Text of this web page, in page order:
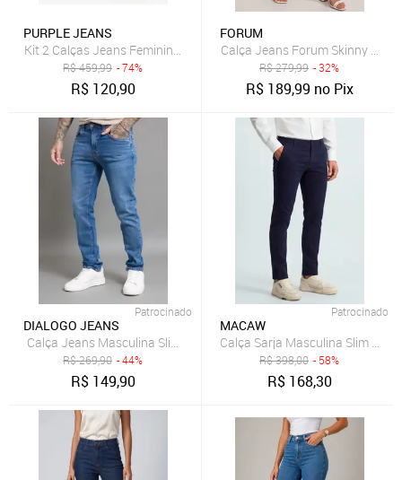
PURPLE JEANS
Kit 2 Calças Jeans Feminina Skinny Yellow Jeans Azul Escuro e
R$459,99 - 74%
R$ 120,90
FORUM
Calça Jeans Forum Skinny
R$279,99 - 32%
R$ 189,99 no Pix
Patrocinado
DIALOGO JEANS
Calça Jeans Masculina Slim Fit com Elastano Dialogo
R$269,90 - 44%
R$ 149,90
Patrocinado
MACAW
R$398,00 - 58%
R$ 168,30